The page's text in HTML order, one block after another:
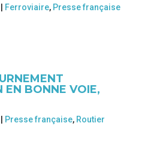
Ferroviaire, Presse française
EN BONNE VOIE,
Presse française, Routier